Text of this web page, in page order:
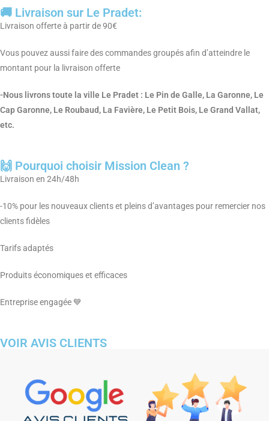
🚚 Livraison sur Le Pradet:
Livraison offerte à partir de 90€
Vous pouvez aussi faire des commandes groupés afin d’atteindre le
montant pour la livraison offerte
-Nous livrons toute la ville Le Pradet : Le Pin de Galle, La Garonne, Le
Cap Garonne, Le Roubaud, La Favière, Le Petit Bois, Le Grand Vallat,
etc.
🙌 Pourquoi choisir Mission Clean ?
Livraison en 24h/48h
-10% pour les nouveaux clients et pleins d’avantages pour remercier nos
clients fidèles
Tarifs adaptés
Produits économiques et efficaces
Entreprise engagée 💙
VOIR AVIS CLIENTS